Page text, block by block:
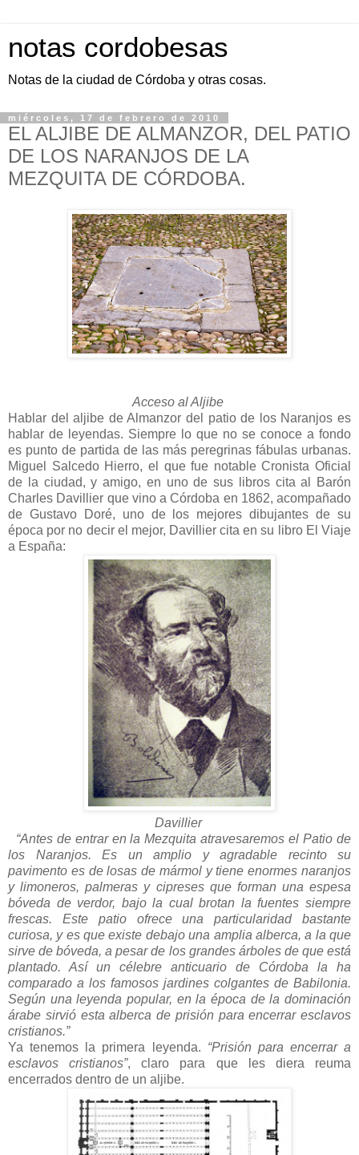
notas cordobesas
Notas de la ciudad de Córdoba y otras cosas.
miércoles, 17 de febrero de 2010
EL ALJIBE DE ALMANZOR, DEL PATIO
DE LOS NARANJOS DE LA
MEZQUITA DE CÓRDOBA.
Acceso al Aljibe
Hablar del aljibe de Almanzor del patio de los Naranjos es
hablar de leyendas. Siempre lo que no se conoce a fondo
es punto de partida de las más peregrinas fábulas urbanas.
Miguel Salcedo Hierro, el que fue notable Cronista Oficial
de la ciudad, y amigo, en uno de sus libros cita al Barón
Charles Davillier que vino a Córdoba en 1862, acompañado
de Gustavo Doré, uno de los mejores dibujantes de su
época por no decir el mejor, Davillier cita en su libro El Viaje
a España:
Davillier
“Antes de entrar en la Mezquita atravesaremos el Patio de
los Naranjos. Es un amplio y agradable recinto su
pavimento es de losas de mármol y tiene enormes naranjos
y limoneros, palmeras y cipreses que forman una espesa
bóveda de verdor, bajo la cual brotan la fuentes siempre
frescas. Este patio ofrece una particularidad bastante
curiosa, y es que existe debajo una amplia alberca, a la que
sirve de bóveda, a pesar de los grandes árboles de que está
plantado. Así un célebre anticuario de Córdoba la ha
comparado a los famosos jardines colgantes de Babilonia.
Según una leyenda popular, en la época de la dominación
árabe sirvió esta alberca de prisión para encerrar esclavos
cristianos.”
Ya tenemos la primera leyenda. “Prisión para encerrar a
esclavos cristianos”, claro para que les diera reuma
encerrados dentro de un aljibe.